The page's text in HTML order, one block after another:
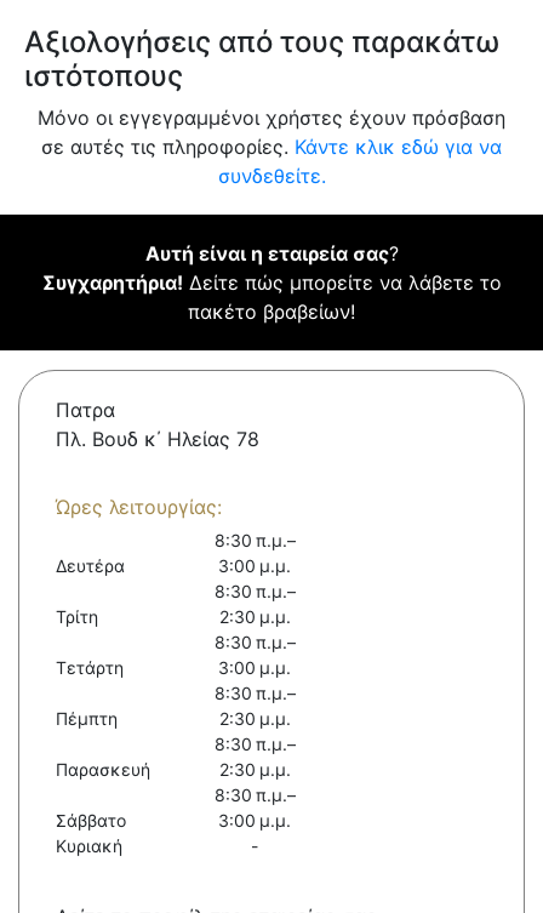
Αξιολογήσεις από τους παρακάτω
ιστότοπους
Μόνο οι εγγεγραμμένοι χρήστες έχουν πρόσβαση
σε αυτές τις πληροφορίες. Κάντε κλικ εδώ για να
συνδεθείτε.
Αυτή είναι η εταιρεία σας?
Συγχαρητήρια! Δείτε πώς μπορείτε να λάβετε το
πακέτο βραβείων!
Πατρα
Πλ. Βουδ κ΄ Ηλείας 78
Ώρες λειτουργίας:
Δευτέρα
8:30 π.μ.–
3:00 μ.μ.
Τρίτη
8:30 π.μ.–
2:30 μ.μ.
Τετάρτη
8:30 π.μ.–
3:00 μ.μ.
Πέμπτη
8:30 π.μ.–
2:30 μ.μ.
Παρασκευή
8:30 π.μ.–
2:30 μ.μ.
Σάββατο
8:30 π.μ.–
3:00 μ.μ.
Κυριακή
-